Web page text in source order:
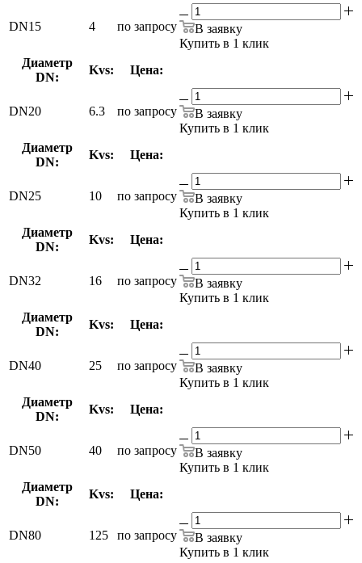
DN15 4 по запросу
В заявку
Купить в 1 клик
Диаметр
DN:
Kvs: Цена:
DN20 6.3 по запросу
В заявку
Купить в 1 клик
Диаметр
DN:
Kvs: Цена:
DN25 10 по запросу
В заявку
Купить в 1 клик
Диаметр
DN:
Kvs: Цена:
DN32 16 по запросу
В заявку
Купить в 1 клик
Диаметр
DN:
Kvs: Цена:
DN40 25 по запросу
В заявку
Купить в 1 клик
Диаметр
DN:
Kvs: Цена:
DN50 40 по запросу
В заявку
Купить в 1 клик
Диаметр
DN:
Kvs: Цена:
DN80 125 по запросу
В заявку
Купить в 1 клик